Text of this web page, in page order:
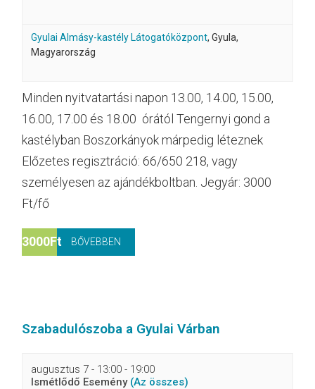
Gyulai Almásy-kastély Látogatóközpont,Gyula,
Magyarország
Minden nyitvatartási napon 13.00, 14.00, 15.00,
16.00, 17.00 és 18.00 órától Tengernyi gond a
kastélyban Boszorkányok márpedig léteznek
Előzetes regisztráció: 66/650 218, vagy
személyesen az ajándékboltban. Jegyár: 3000
Ft/fő
3000Ft BŐVEBBEN
Szabadulószoba a Gyulai Várban
augusztus 7 - 13:00 - 19:00
Ismétlődő Esemény (Az összes)